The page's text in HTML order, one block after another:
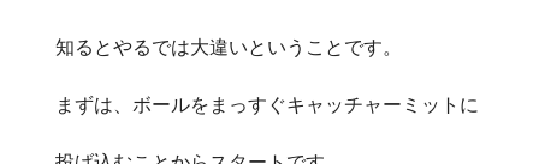
知るとやるでは大違いということです。
まずは、ボールをまっすぐキャッチャーミットに